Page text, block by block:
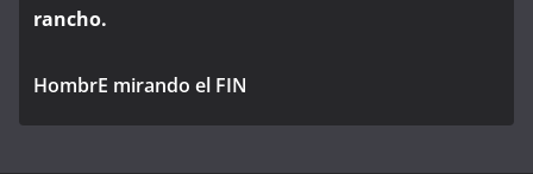
rancho.
HombrE mirando el FIN